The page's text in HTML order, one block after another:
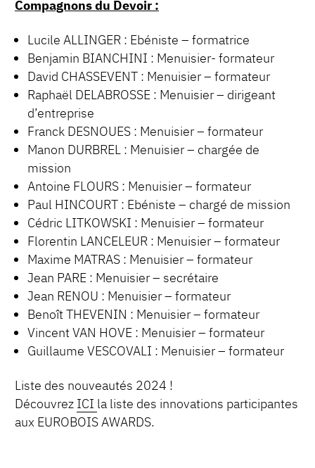
Compagnons du Devoir :
Lucile ALLINGER : Ebéniste – formatrice
Benjamin BIANCHINI : Menuisier- formateur
David CHASSEVENT : Menuisier – formateur
Raphaël DELABROSSE : Menuisier – dirigeant
d’entreprise
Franck DESNOUES : Menuisier – formateur
Manon DURBREL : Menuisier – chargée de
mission
Antoine FLOURS : Menuisier – formateur
Paul HINCOURT : Ebéniste – chargé de mission
Cédric LITKOWSKI : Menuisier – formateur
Florentin LANCELEUR : Menuisier – formateur
Maxime MATRAS : Menuisier – formateur
Jean PARE : Menuisier – secrétaire
Jean RENOU : Menuisier – formateur
Benoît THEVENIN : Menuisier – formateur
Vincent VAN HOVE : Menuisier – formateur
Guillaume VESCOVALI : Menuisier – formateur
Liste des nouveautés 2024 !
Découvrez ICI la liste des innovations participantes
aux EUROBOIS AWARDS.